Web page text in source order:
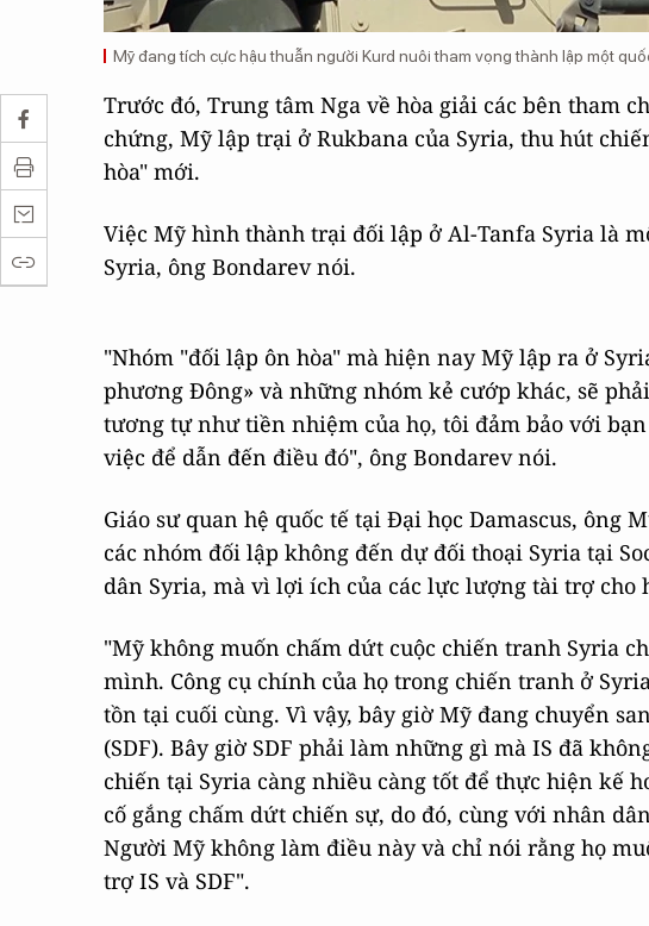
Mỹ đang tích cực hậu thuẫn người Kurd nuôi tham vọng thành lập một
Trước đó, Trung tâm Nga về hòa giải các bên tham
chứng, Mỹ lập trại ở Rukbana của Syria, thu hút
hòa" mới.
Việc Mỹ hình thành trại đối lập ở Al-Tanfa Syria là
Syria, ông Bondarev nói.
"Nhóm "đối lập ôn hòa" mà hiện nay Mỹ lập ra ở
phương Đông» và những nhóm kẻ cướp khác, sẽ
tương tự như tiền nhiệm của họ, tôi đảm bảo với
việc để dẫn đến điều đó", ông Bondarev nói.
Giáo sư quan hệ quốc tế tại Đại học Damascus, ông
các nhóm đối lập không đến dự đối thoại Syria tại
dân Syria, mà vì lợi ích của các lực lượng tài trợ cho
"Mỹ không muốn chấm dứt cuộc chiến tranh Syria
mình. Công cụ chính của họ trong chiến tranh ở
tồn tại cuối cùng. Vì vậy, bây giờ Mỹ đang chuyển
(SDF). Bây giờ SDF phải làm những gì mà IS đã
chiến tại Syria càng nhiều càng tốt để thực hiện kế
cố gắng chấm dứt chiến sự, do đó, cùng với nhân
Người Mỹ không làm điều này và chỉ nói rằng họ
trợ IS và SDF".